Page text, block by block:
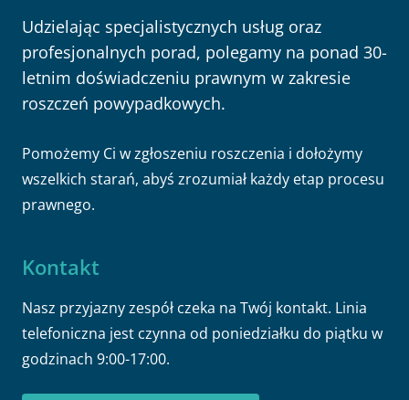
Udzielając specjalistycznych usług oraz
profesjonalnych porad, polegamy na ponad 30-
letnim doświadczeniu prawnym w zakresie
roszczeń powypadkowych.
Pomożemy Ci w zgłoszeniu roszczenia i dołożymy
wszelkich starań, abyś zrozumiał każdy etap procesu
prawnego.
Kontakt
Nasz przyjazny zespół czeka na Twój kontakt. Linia
telefoniczna jest czynna od poniedziałku do piątku w
godzinach 9:00-17:00.